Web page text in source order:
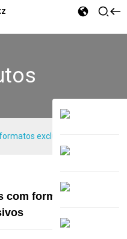
exclusivos
com formatos